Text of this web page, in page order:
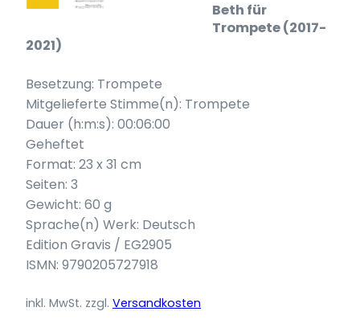
Beth für
Trompete (2017-
2021)
Besetzung: Trompete
Mitgelieferte Stimme(n): Trompete
Dauer (h:m:s): 00:06:00
Geheftet
Format: 23 x 31 cm
Seiten: 3
Gewicht: 60 g
Sprache(n) Werk: Deutsch
Edition Gravis / EG2905
ISMN: 9790205727918
inkl. MwSt. zzgl. Versandkosten